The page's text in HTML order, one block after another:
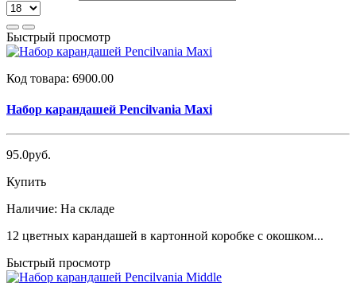
Быстрый просмотр
Код товара: 6900.00
Набор карандашей Pencilvania Maxi
95.0руб.
Купить
Наличие: На складе
12 цветных карандашей в картонной коробке с окошком...
Быстрый просмотр